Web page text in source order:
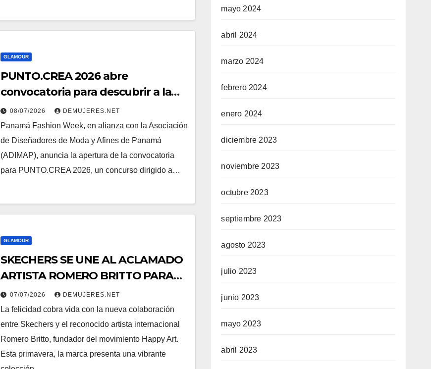
GLAMOUR
PUNTO.CREA 2026 abre
convocatoria para descubrir a la
próxima generación del diseñode
moda panameño
08/07/2026 DEMUJERES.NET
Panamá Fashion Week, en alianza con la Asociación
de Diseñadores de Moda y Afines de Panamá
(ADIMAP), anuncia la apertura de la convocatoria
para PUNTO.CREA 2026, un concurso dirigido a…
GLAMOUR
SKECHERS SE UNE AL ACLAMADO
ARTISTA ROMERO BRITTO PARA
UNA COLORIDA COLECCIÓN DE
EDICIÓN LIMITADA
07/07/2026 DEMUJERES.NET
La felicidad cobra vida con la nueva colaboración
entre Skechers y el reconocido artista internacional
Romero Britto, fundador del movimiento Happy Art.
Esta primavera, la marca presenta una vibrante
mayo 2024
abril 2024
marzo 2024
febrero 2024
enero 2024
diciembre 2023
noviembre 2023
octubre 2023
septiembre 2023
agosto 2023
julio 2023
junio 2023
mayo 2023
abril 2023